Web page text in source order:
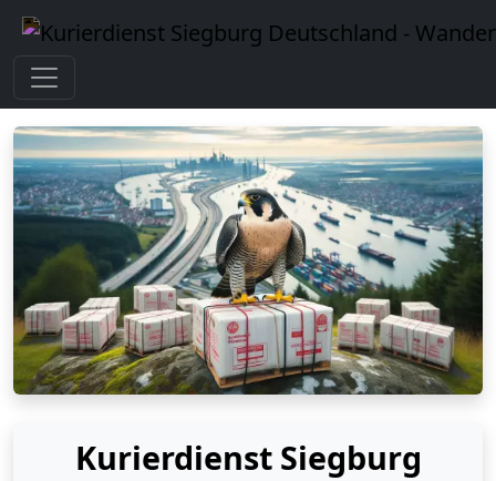
Kurierdienst Siegburg